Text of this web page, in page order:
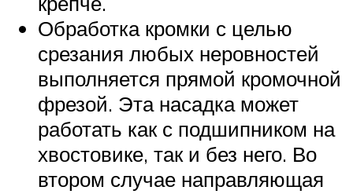
Обработка кромки с целью
срезания любых неровностей
выполняется прямой кромочной
фрезой. Эта насадка может
работать как с подшипником на
хвостовике, так и без него. Во
втором случае направляющая